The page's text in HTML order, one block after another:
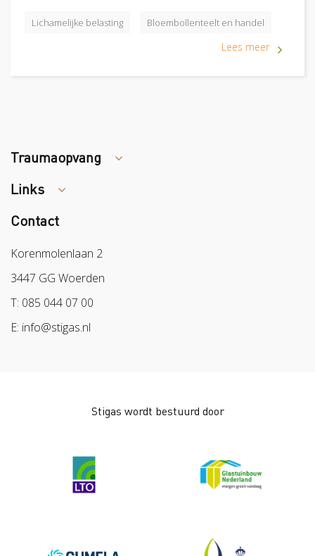
Lichamelijke belasting Bloembollenteelt en handel
Lees meer
Traumaopvang
Tips arbocatalogus?
Links
Colland
Sazas
BPL
Arbeidsmarkt
Contact
Korenmolenlaan 2
3447 GG Woerden
T: 085 044 07 00
E: info@stigas.nl
Stigas wordt bestuurd door